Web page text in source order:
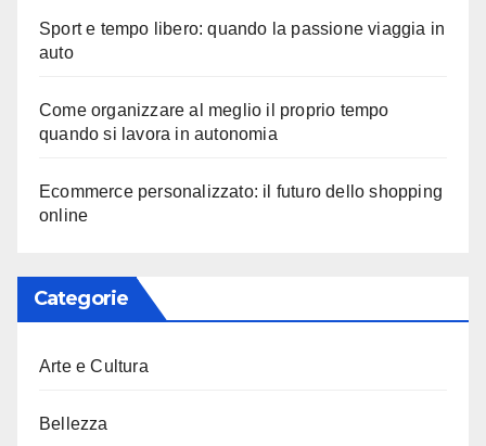
Sport e tempo libero: quando la passione viaggia in
auto
Come organizzare al meglio il proprio tempo
quando si lavora in autonomia
Ecommerce personalizzato: il futuro dello shopping
online
Categorie
Arte e Cultura
Bellezza